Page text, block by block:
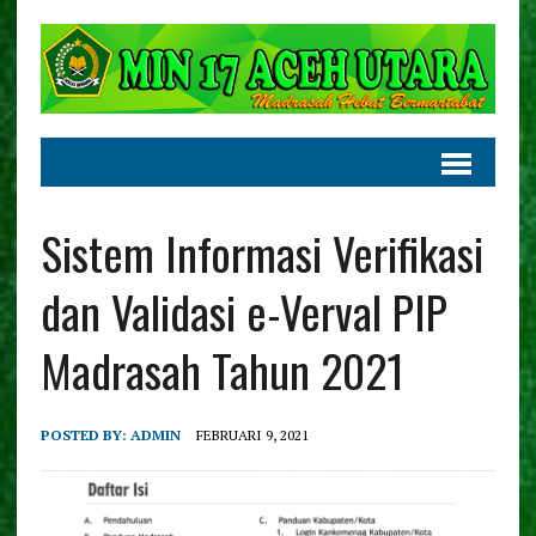
Sistem Informasi Verifikasi
dan Validasi e-Verval PIP
Madrasah Tahun 2021
POSTED BY: ADMIN FEBRUARI 9, 2021